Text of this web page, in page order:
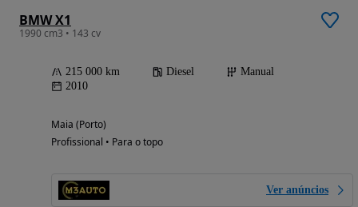
BMW X1
1990 cm3 • 143 cv
215 000 km Diesel
Manual
2010
Maia (Porto)
Profissional • Para o topo
Ver anúncios